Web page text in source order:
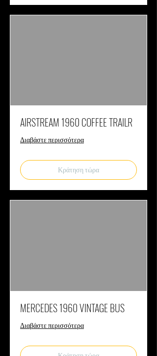
AIRSTREAM 1960 COFFEE TRAILR
Διαβάστε περισσότερα
Κράτηση τώρα
MERCEDES 1960 VINTAGE BUS
Διαβάστε περισσότερα